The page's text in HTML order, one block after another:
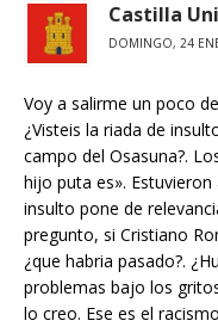
Castilla
DOMINGO, 24
Voy a salirme un poco
¿Visteis la riada de
campo del Osasuna?.
hijo puta es».
insulto pone de
pregunto, si Cristiano
¿que habria pasado?.
problemas bajo los
lo creo. Ese es el